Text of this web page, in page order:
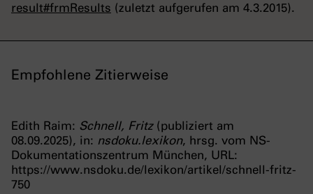
result#frmResults (zuletzt aufgerufen am 4.3.2015).
Empfohlene Zitierweise
Edith Raim: Schnell, Fritz(publiziert am
08.09.2025), in: nsdoku.lexikon, hrsg. vom NS-
Dokumentationszentrum München, URL:
https://www.nsdoku.de/lexikon/artikel/schnell-fritz-
750